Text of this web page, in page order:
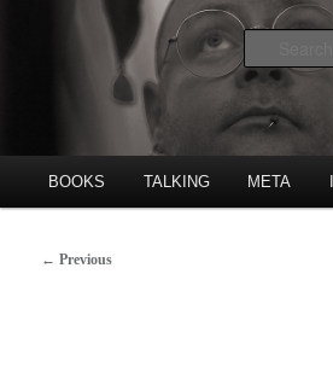
Freke Räihä
Poet, publishing house etc.
BOOKS TALKING META
Post
← Previous